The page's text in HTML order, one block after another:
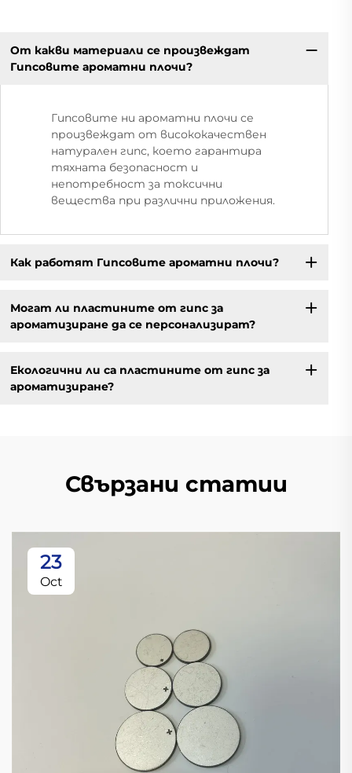
От какви материали се произвеждат
Гипсовите ароматни плочи?
Гипсовите ни ароматни плочи се
произвеждат от висококачествен
натурален гипс, което гарантира
тяхната безопасност и
непотребност за токсични
вещества при различни приложения.
Как работят Гипсовите ароматни плочи?
Могат ли пластините от гипс за
ароматизиране да се персонализират?
Екологични ли са пластините от гипс за
ароматизиране?
Свързани статии
23
Oct